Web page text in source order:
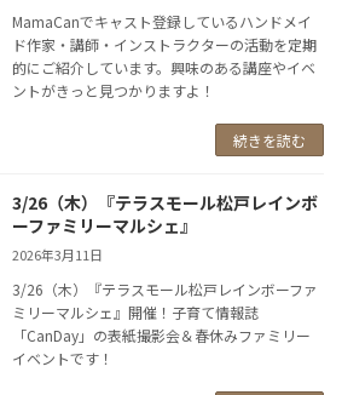
MamaCanでキャスト登録しているハンドメイ
ド作家・講師・インストラクターの活動を定期
的にご紹介しています。興味のある講座やイベ
ントがきっと見つかりますよ！
続きを読む
3/26（木）『テラスモール松戸レインボ
ーファミリーマルシェ』
2026年3月11日
3/26（木）『テラスモール松戸レインボーファ
ミリーマルシェ』開催！子育て情報誌
「CanDay」の表紙撮影会＆春休みファミリー
イベントです！